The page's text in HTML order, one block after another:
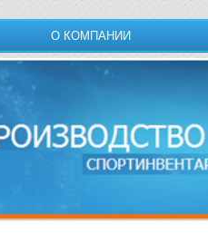
О КОМПАНИИ